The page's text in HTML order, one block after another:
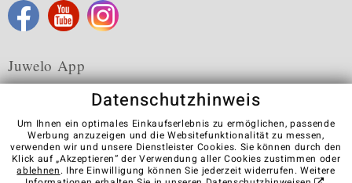
Juwelo App
Karriere AGB Datenschutz Cookies
Impressum
Kontakt
Vertrag widerrufen
Datenschutzhinweis
Um Ihnen ein optimales Einkaufserlebnis zu ermöglichen, passende
Werbung anzuzeigen und die Websitefunktionalität zu messen,
verwenden wir und unsere Dienstleister Cookies. Sie können durch den
Klick auf „Akzeptieren“ der Verwendung aller Cookies zustimmen oder
ablehnen. Ihre Einwilligung können Sie jederzeit widerrufen. Weitere